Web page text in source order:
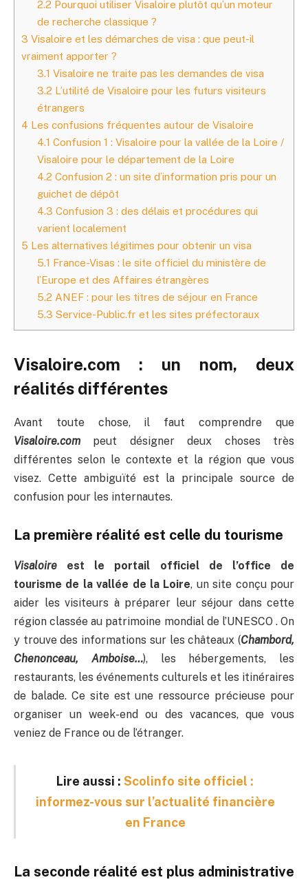
2.2 Pourquoi utiliser Visaloire plutôt qu’un moteur
de recherche classique ?
3 Visaloire et les démarches de visa : que peut-il
vraiment apporter ?
3.1 Visaloire ne traite pas les demandes de visa
3.2 L’utilité de Visaloire pour les futurs visiteurs
étrangers
4 Les confusions fréquentes autour de Visaloire
4.1 Confusion 1 : Visaloire pour la vallée de la Loire /
Visaloire pour le département de la Loire
4.2 Confusion 2 : un site d’information pris pour un
guichet de dépôt
4.3 Confusion 3 : des délais et procédures qui
varient localement
5 Les alternatives légitimes pour obtenir un visa
5.1 France-Visas : le site officiel du ministère de
l’Europe et des Affaires étrangères
5.2 ANEF : pour les titres de séjour en France
5.3 Service-Public.fr et les sites préfectoraux
Visaloire.com : un nom, deux
réalités différentes
Avant toute chose, il faut comprendre que
Visaloire.com peut désigner deux choses très
différentes selon le contexte et la région que vous
visez. Cette ambiguïté est la principale source de
confusion pour les internautes.
La première réalité est celle du tourisme
Visaloire
est le portail officiel de l’office de
tourisme de la vallée de la Loire, un site conçu pour
aider les visiteurs à préparer leur séjour dans cette
région classée au patrimoine mondial de l’UNESCO . On
y trouve des informations sur les châteaux (Chambord,
Chenonceau, Amboise…), les hébergements, les
restaurants, les événements culturels et les itinéraires
de balade. Ce site est une ressource précieuse pour
organiser un week-end ou des vacances, que vous
veniez de France ou de l’étranger.
Lire aussi : Scolinfo site officiel :
informez-vous sur l’actualité financière
en France
La seconde réalité est plus administrative